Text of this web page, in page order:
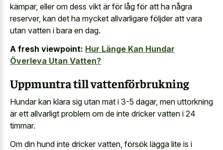
kämpar, eller om dess vikt är för låg för att ha några
reserver, kan det ha mycket allvarligare följder att vara
utan vatten i bara en dag.
A fresh viewpoint: Hur Länge Kan Hundar
Överleva Utan Vatten?
Uppmuntra till vattenförbrukning
Hundar kan klara sig utan mat i 3-5 dagar, men uttorkning
är ett allvarligt problem om de inte dricker vatten i 24
timmar.
Om din hund inte dricker vatten, försök lägga lite is i